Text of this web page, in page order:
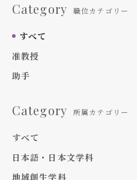
Category 職位カテゴリー
すべて
准教授
助手
Category 所属カテゴリー
すべて
日本語・日本文学科
地域創生学科